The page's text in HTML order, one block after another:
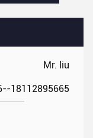
Mr. liu
18112895665